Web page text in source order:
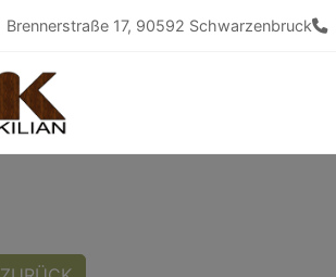
Brennerstraße 17, 90592 Schwarzenbruck